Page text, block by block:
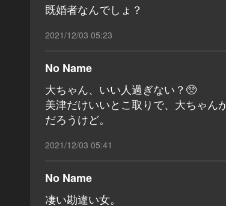
既婚者なんでしょ？
2021/12/03 05:23
No Name
大ちゃん、いい人過ぎない？🥺
美津だけいいとこ取りで、大ちゃん
だろうけど。
2021/12/03 05:41
No Name
凄い勘違い女。